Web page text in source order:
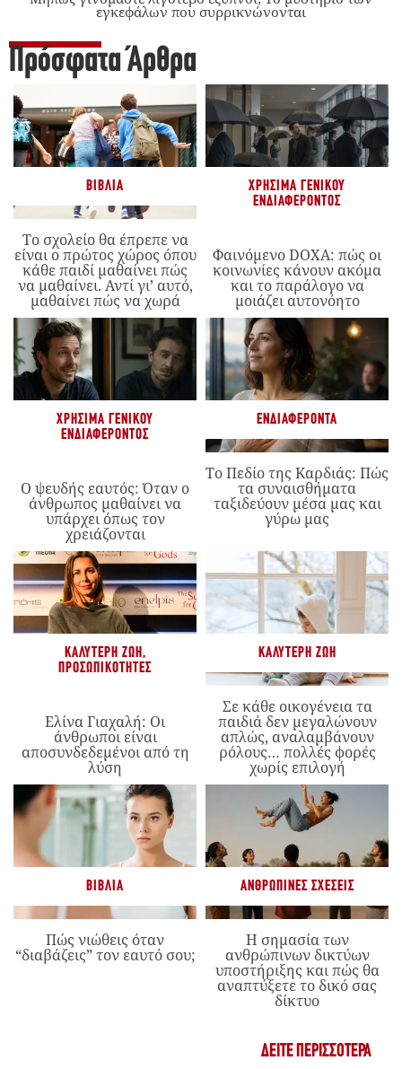
εγκεφάλων που συρρικνώνονται
Πρόσφατα Άρθρα
ΒΙΒΛΊΑ
Το σχολείο θα έπρεπε να
είναι ο πρώτος χώρος όπου
κάθε παιδί μαθαίνει πώς
να μαθαίνει. Αντί γι’ αυτό,
μαθαίνει πώς να χωρά
ΧΡΉΣΙΜΑ ΓΕΝΙΚΟΎ
ΕΝΔΙΑΦΈΡΟΝΤΟΣ
Φαινόμενο DOXA: πώς οι
κοινωνίες κάνουν ακόμα
και το παράλογο να
μοιάζει αυτονόητο
ΧΡΉΣΙΜΑ ΓΕΝΙΚΟΎ
ΕΝΔΙΑΦΈΡΟΝΤΟΣ
Ο ψευδής εαυτός: Όταν ο
άνθρωπος μαθαίνει να
υπάρχει όπως τον
χρειάζονται
ΕΝΔΙΑΦΈΡΟΝΤΑ
Το Πεδίο της Καρδιάς: Πώς
τα συναισθήματα
ταξιδεύουν μέσα μας και
γύρω μας
ΚΑΛΎΤΕΡΗ ΖΩΉ,
ΠΡΟΣΩΠΙΚΌΤΗΤΕΣ
Ελίνα Γιαχαλή: Οι
άνθρωποι είναι
αποσυνδεδεμένοι από τη
λύση
ΚΑΛΎΤΕΡΗ ΖΩΉ
Σε κάθε οικογένεια τα
παιδιά δεν μεγαλώνουν
απλώς, αναλαμβάνουν
ρόλους… πολλές φορές
χωρίς επιλογή
ΒΙΒΛΊΑ
Πώς νιώθεις όταν
“διαβάζεις” τον εαυτό σου;
ΑΝΘΡΏΠΙΝΕΣ ΣΧΈΣΕΙΣ
Η σημασία των
ανθρώπινων δικτύων
υποστήριξης και πώς θα
αναπτύξετε το δικό σας
δίκτυο
ΔΕΊΤΕ ΠΕΡΙΣΣΌΤΕΡΑ